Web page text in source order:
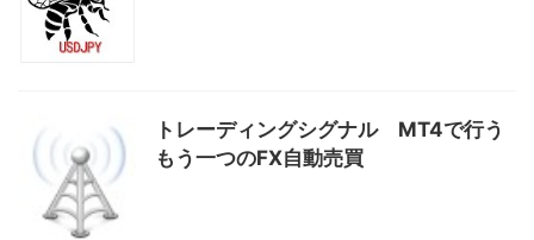
トレーディングシグナル MT4で行う
もう一つのFX自動売買